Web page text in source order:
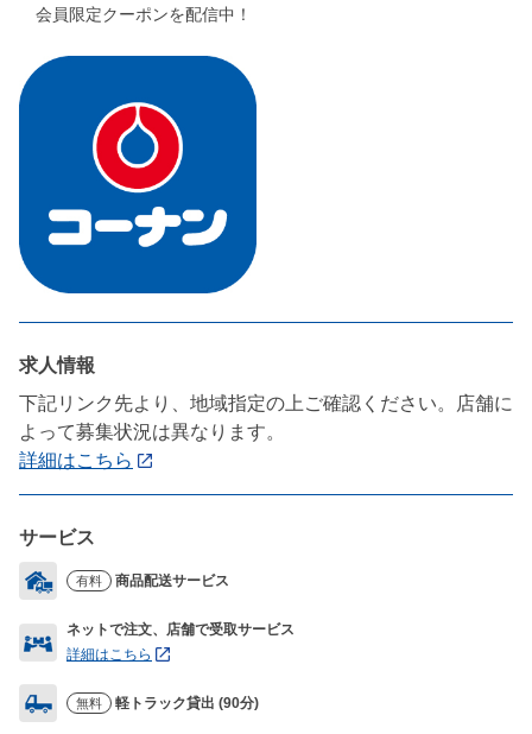
会員限定クーポンを配信中！
求人情報
下記リンク先より、地域指定の上ご確認ください。店舗に
よって募集状況は異なります。
詳細はこちら
サービス
有料 商品配送サービス
ネットで注文、店舗で受取サービス
詳細はこちら
無料 軽トラック貸出 (90分)